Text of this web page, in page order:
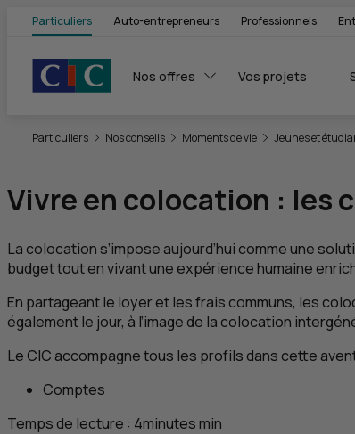
Particuliers Auto-entrepreneurs Professionnels
Nos offres Vos projets
Particuliers Nos conseils Moments de vie Jeunes et
Vivre en colocation : les
La colocation s’impose aujourd’hui comme une
budget tout en vivant une expérience humaine
En partageant le loyer et les frais communs, les
également le jour, à l’image de la colocation
LeCICaccompagne tous les profils dans cette
Comptes
Temps de lecture : 4minutesmin